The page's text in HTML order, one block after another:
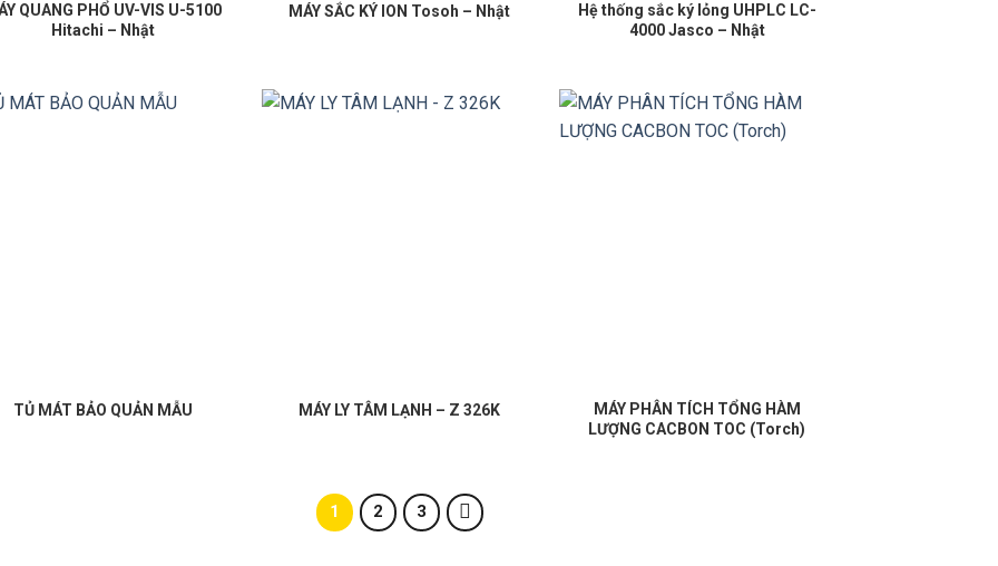
QUANG PHỔ UV-VIS U-5100
Hitachi – Nhật
MÁY SẮC KÝ ION Tosoh – Nhật
Hệ thống sắc ký lỏng UHPLC LC-
4000 Jasco – Nhật
TỦ MÁT BẢO QUẢN MẪU MÁY LY TÂM LẠNH – Z 326K
MÁY PHÂN TÍCH TỔNG HÀM
LƯỢNG CACBON TOC (Torch)
1 2 3